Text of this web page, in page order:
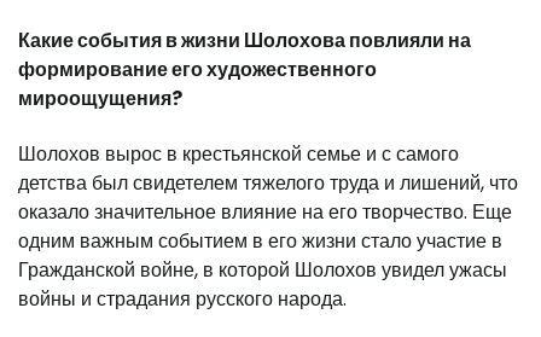
Какие события в жизни Шолохова повлияли на
формирование его художественного
мироощущения?
Шолохов вырос в крестьянской семье и с самого
детства был свидетелем тяжелого труда и лишений, что
оказало значительное влияние на его творчество. Еще
одним важным событием в его жизни стало участие в
Гражданской войне, в которой Шолохов увидел ужасы
войны и страдания русского народа.